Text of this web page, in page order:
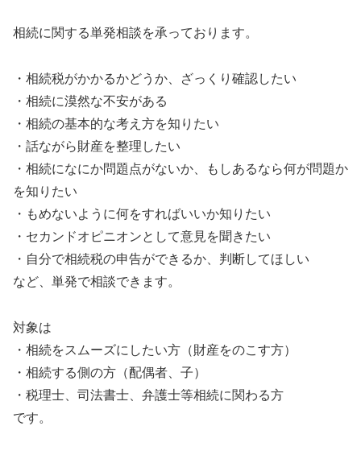
相続に関する単発相談を承っております。
・相続税がかかるかどうか、ざっくり確認したい
・相続に漠然な不安がある
・相続の基本的な考え方を知りたい
・話ながら財産を整理したい
・相続になにか問題点がないか、もしあるなら何が問題か
を知りたい
・もめないように何をすればいいか知りたい
・セカンドオピニオンとして意見を聞きたい
・自分で相続税の申告ができるか、判断してほしい
など、単発で相談できます。
対象は
・相続をスムーズにしたい方（財産をのこす方）
・相続する側の方（配偶者、子）
・税理士、司法書士、弁護士等相続に関わる方
です。